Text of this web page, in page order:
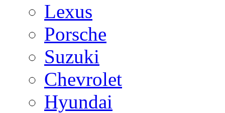
Lexus
Porsche
Suzuki
Chevrolet
Hyundai